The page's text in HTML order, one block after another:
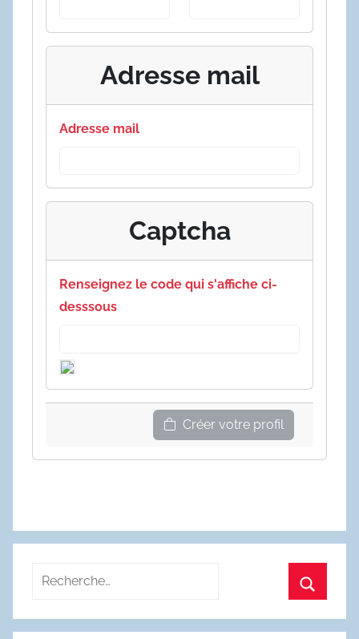
Adresse mail
Adresse mail
Captcha
Renseignez le code qui s'affiche ci-
desssous
Créer votre profil
Recherche
: